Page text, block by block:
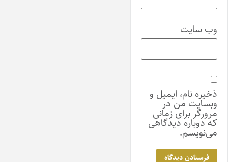
وب‌ سایت
ذخیره نام، ایمیل و
وبسایت من در
مرورگر برای زمانی
که دوباره دیدگاهی
می‌نویسم.